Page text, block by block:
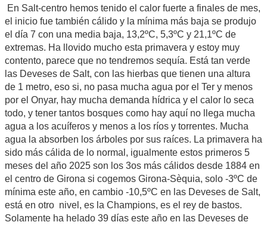
En Salt-centro hemos tenido el calor fuerte a finales de mes,
el inicio fue también cálido y la mínima más baja se produjo
el día 7 con una media baja, 13,2ºC, 5,3ºC y 21,1ºC de
extremas. Ha llovido mucho esta primavera y estoy muy
contento, parece que no tendremos sequía. Está tan verde
las Deveses de Salt, con las hierbas que tienen una altura
de 1 metro, eso si, no pasa mucha agua por el Ter y menos
por el Onyar, hay mucha demanda hídrica y el calor lo seca
todo, y tener tantos bosques como hay aquí no llega mucha
agua a los acuíferos y menos a los ríos y torrentes. Mucha
agua la absorben los árboles por sus raíces. La primavera ha
sido más cálida de lo normal, igualmente estos primeros 5
meses del año 2025 son los 3os más cálidos desde 1884 en
el centro de Girona si cogemos Girona-Sèquia, solo -3ºC de
mínima este año, en cambio -10,5ºC en las Deveses de Salt,
está en otro nivel, es la Champions, es el rey de bastos.
Solamente ha helado 39 días este año en las Deveses de